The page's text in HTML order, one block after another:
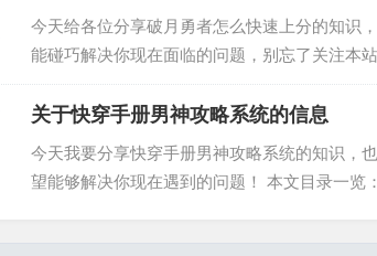
今天给各位分享破月勇者怎么快速上分的知识
能碰巧解决你现在面临的问题，别忘了关注本
么快速上分和破月勇者怎么快速上分的介绍到
？如果你还想了解更多这方面的信息，记得收藏
关于快穿手册男神攻略系统的信息
今天我要分享快穿手册男神攻略系统的知识，
望能够解决你现在遇到的问题！ 本文目录一览